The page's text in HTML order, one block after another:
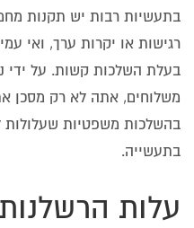
בתעשיות רבות יש תקנות
רגישות או יקרות ערך, ואי
בעלת השלכות קשות. על ידי
משלוחים, אתה לא רק מסכן
בהשלכות משפטיות
בתעשייה.
עלות